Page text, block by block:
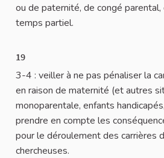
ou de paternité, de congé
temps partiel.
19
3-4 : veiller à ne pas pénaliser la
en raison de maternité (et autres
monoparentale, enfants
prendre en compte les
pour le déroulement des carrières
chercheuses.